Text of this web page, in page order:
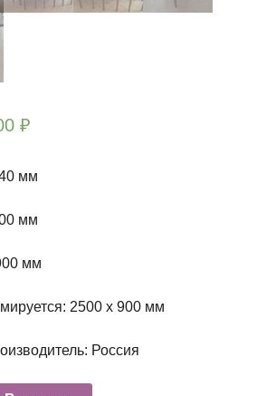
₽
мм
мм
мм
2500 х 900 мм
Россия